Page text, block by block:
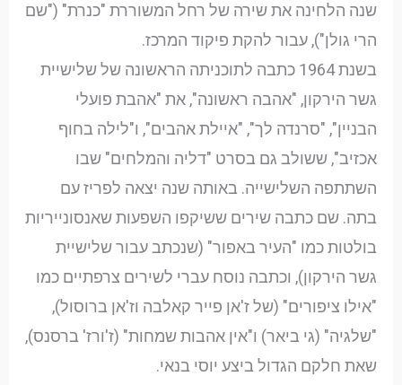
שנה הלחינה את שירה של רחל המשוררת "כנרת" ("שם
הרי גולן"), עבור להקת פיקוד המרכז.
בשנת 1964 כתבה לתוכניתה הראשונה של שלישיית
גשר הירקון, "אהבה ראשונה", את "אהבת פועלי
הבניין", "סרנדה לך", "איילת אהבים", ו"לילה בחוף
אכזיב", ששולב גם בסרט "דליה והמלחים" שבו
השתתפה השלישייה. באותה שנה יצאה לפריז עם
בתה. שם כתבה שירים ששיקפו השפעות שאנסונייריות
בולטות כמו "העיר באפור" (שנכתב עבור שלישיית
גשר הירקון), וכתבה נוסח עברי לשירים צרפתיים כמו
"אילו ציפורים" (של ז'אן פייר קאלבה וז'אן ברוסול),
"שלגיה" (גי ביאר) ו"אין אהבות שמחות" (ז'ורז' ברסנס),
שאת חלקם הגדול ביצע יוסי בנאי.